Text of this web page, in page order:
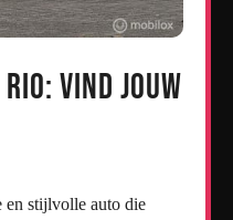
Vind jouw
en stijlvolle auto die